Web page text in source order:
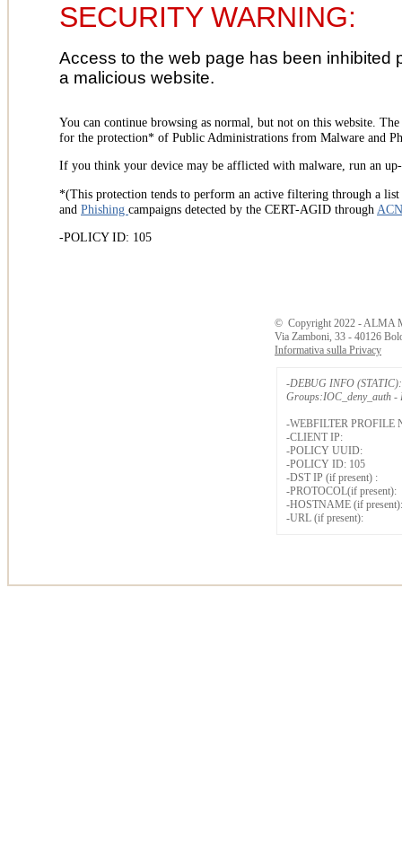
SECURITY WARNING:
Access to the web page has been
a malicious website.
You can continue browsing as normal, but not on this website.
for the protection* of Public Administrations from Malware and
If you think your device may be afflicted with malware, run an
*(This protection tends to perform an active filtering through a
and Phishing campaigns detected by the CERT-AGID through
-POLICY ID: 105
© Copyright 2022 - ALMA
Via Zamboni, 33 - 40126
Informativa sulla Privacy
-DEBUG INFO (STATIC):
Groups:IOC_deny_auth -
-WEBFILTER PROFILE
-CLIENT IP:
-POLICY UUID:
-POLICY ID: 105
-DST IP (if present) :
-PROTOCOL(if present):
-HOSTNAME (if present):
-URL (if present):